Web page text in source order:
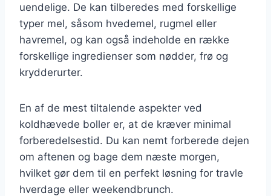
uendelige. De kan tilberedes med forskellige
typer mel, såsom hvedemel, rugmel eller
havremel, og kan også indeholde en række
forskellige ingredienser som nødder, frø og
krydderurter.
En af de mest tiltalende aspekter ved
koldhævede boller er, at de kræver minimal
forberedelsestid. Du kan nemt forberede dejen
om aftenen og bage dem næste morgen,
hvilket gør dem til en perfekt løsning for travle
hverdage eller weekendbrunch.